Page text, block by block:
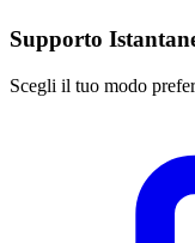
Supporto
Scegli il tuo modo